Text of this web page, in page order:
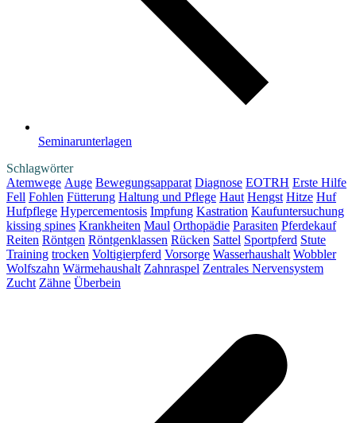
Seminarunterlagen
Schlagwörter
Atemwege Auge Bewegungsapparat Diagnose EOTRH Erste Hilfe
Fell Fohlen Fütterung Haltung und Pflege Haut Hengst Hitze Huf
Hufpflege Hypercementosis Impfung Kastration Kaufuntersuchung
kissing spines Krankheiten Maul Orthopädie Parasiten Pferdekauf
Reiten Röntgen Röntgenklassen Rücken Sattel Sportpferd Stute
Training trocken Voltigierpferd Vorsorge Wasserhaushalt Wobbler
Wolfszahn Wärmehaushalt Zahnraspel Zentrales Nervensystem
Zucht Zähne Überbein